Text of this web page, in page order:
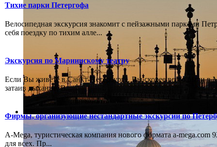
Тихие парки Петергофа
Велосипедная экскурсия знакомит с пейзажными парками
себя поездку по тихим алле...
Экскурсия по Мариинскому театру
Если Вы живёте в Санкт-Петербурге, Вы скорее всего были в
затаив дыхание, В...
Фирмы, организующие нестандартные экскурсии по
А-Mega, туристическая компания нового формата a-
для всех. Пр...